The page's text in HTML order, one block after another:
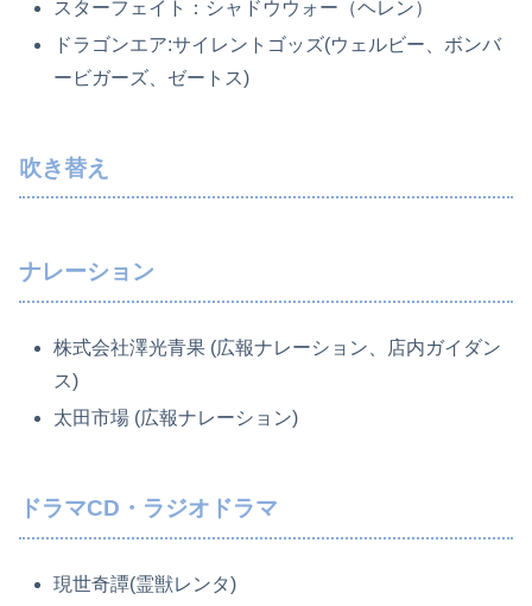
スターフェイト：シャドウウォー（ヘレン）
ドラゴンエア:サイレントゴッズ(ウェルビー、ボンバ
ービガーズ、ゼートス)
吹き替え
ナレーション
株式会社澤光青果 (広報ナレーション、店内ガイダン
ス)
太田市場 (広報ナレーション)
ドラマCD・ラジオドラマ
現世奇譚(霊獣レンタ)